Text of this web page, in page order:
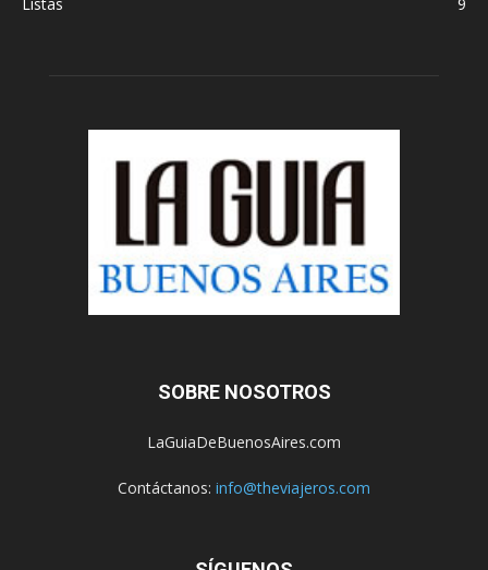
SOBRE NOSOTROS
LaGuiaDeBuenosAires.com
Contáctanos: info@theviajeros.com